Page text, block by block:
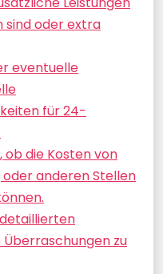
sind oder extra
eventuelle
für 24-
ob die Kosten von
anderen Stellen
zu